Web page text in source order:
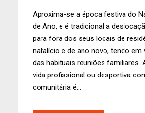
Aproxima-se a época festiva do
de Ano, e é tradicional a
para fora dos seus locais de
natalício e de ano novo, tendo em
das habituais reuniões familiares.
vida profissional ou desportiva
comunitária é...